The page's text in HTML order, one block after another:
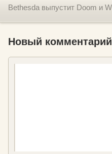
Bethesda выпустит Doom и
Новый комментарий